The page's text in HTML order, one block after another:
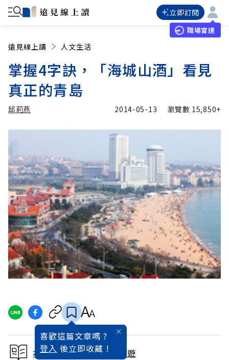
立即訂閱
職場雷達
遠見線上讀 人文生活
掌握4字訣，「海城山酒」看見
真正的青島
邱莉燕
加入追蹤
2014-05-13 瀏覽數 15,850+
喜歡這篇文章嗎 ?
登入 後立即收藏 !
本文出自青島世園會樂活遊